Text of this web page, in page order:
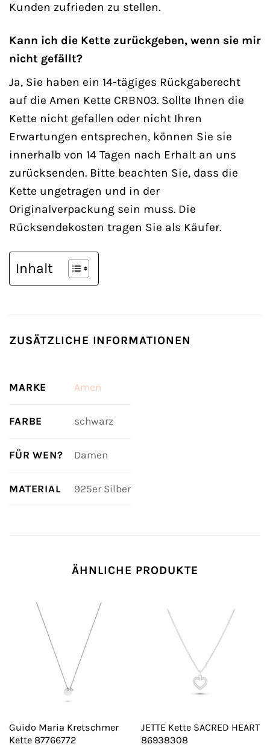
Kunden zufrieden zu stellen.
Kann ich die Kette zurückgeben, wenn sie mir
nicht gefällt?
Ja, Sie haben ein 14-tägiges Rückgaberecht
auf die Amen Kette CRBN03. Sollte Ihnen die
Kette nicht gefallen oder nicht Ihren
Erwartungen entsprechen, können Sie sie
innerhalb von 14 Tagen nach Erhalt an uns
zurücksenden. Bitte beachten Sie, dass die
Kette ungetragen und in der
Originalverpackung sein muss. Die
Rücksendekosten tragen Sie als Käufer.
Inhalt
ZUSÄTZLICHE INFORMATIONEN
MARKE Amen
FARBE schwarz
FÜR WEN? Damen
MATERIAL 925er Silber
ÄHNLICHE PRODUKTE
Guido Maria Kretschmer
Kette 87766772
JETTE Kette SACRED HEART
86938308